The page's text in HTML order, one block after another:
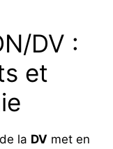
DV :
et
la DV met en